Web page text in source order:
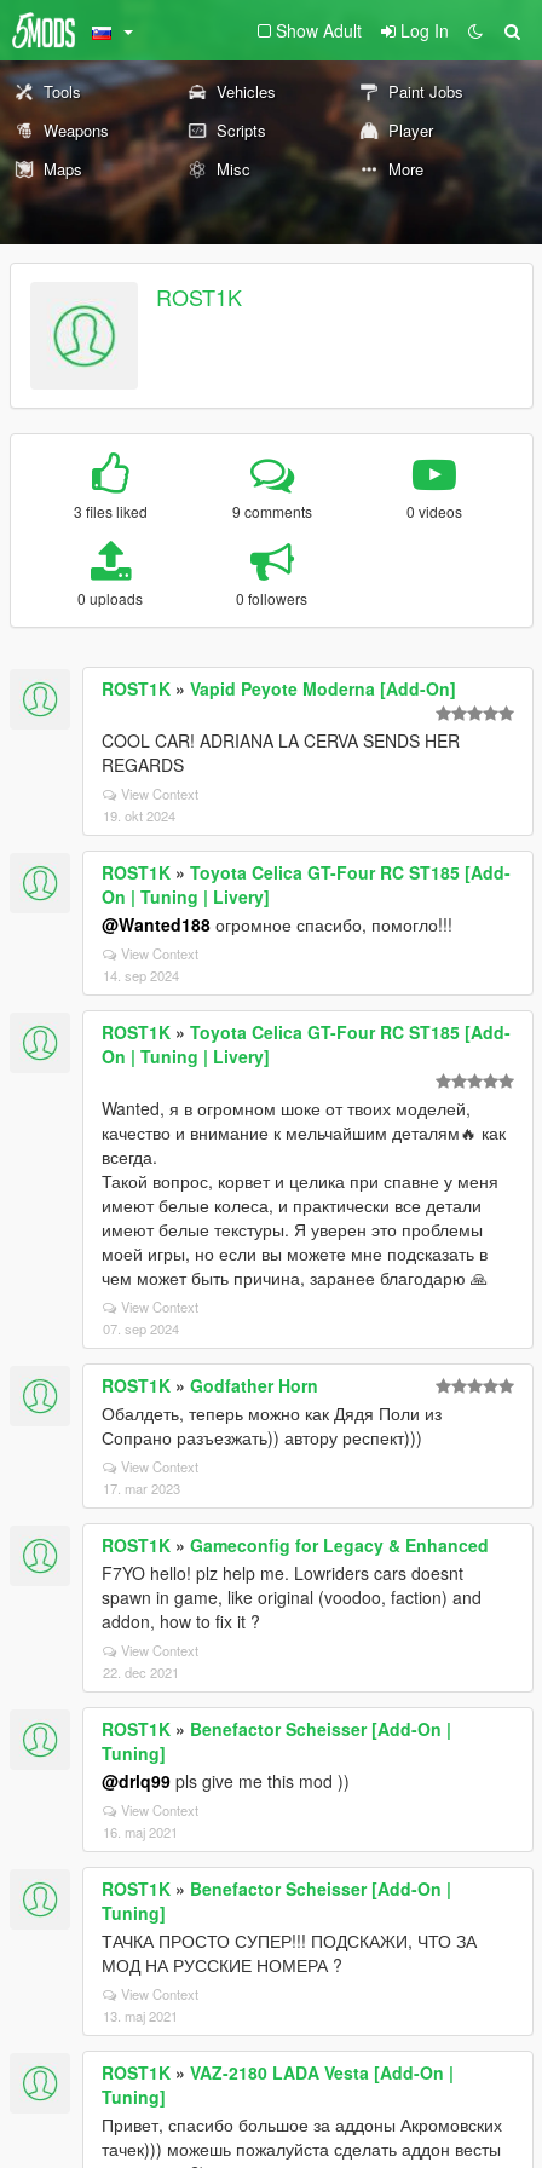
Show Adult Log In
Tools Vehicles
Paint Jobs
Weapons
Scripts
Player
Maps
Misc More
ROST1K
3 files liked 9 comments 0 videos
0 uploads 0 followers
ROST1K » Vapid Peyote Moderna [Add-On]
COOL CAR! ADRIANA LA CERVA SENDS HER
REGARDS
View Context
19. okt 2024
ROST1K » Toyota Celica GT-Four RC ST185 [Add-
On | Tuning | Livery]
@Wanted188 огромное спасибо, помогло!!!
View Context
14. sep 2024
ROST1K » Toyota Celica GT-Four RC ST185 [Add-
On | Tuning | Livery]
Wanted, я в огромном шоке от твоих моделей,
качество и внимание к мельчайшим деталям🔥 как
всегда.
Такой вопрос, корвет и целика при спавне у меня
имеют белые колеса, и практически все детали
имеют белые текстуры. Я уверен это проблемы
моей игры, но если вы можете мне подсказать в
чем может быть причина, заранее благодарю 🙏
View Context
07. sep 2024
ROST1K » Godfather Horn
Обалдеть, теперь можно как Дядя Поли из
Сопрано разъезжать)) автору респект)))
View Context
17. mar 2023
ROST1K » Gameconfig for Legacy & Enhanced
F7YO hello! plz help me. Lowriders cars doesnt
spawn in game, like original (voodoo, faction) and
addon, how to fix it ?
View Context
22. dec 2021
ROST1K » Benefactor Scheisser [Add-On |
Tuning]
@drlq99 pls give me this mod ))
View Context
16. maj 2021
ROST1K » Benefactor Scheisser [Add-On |
Tuning]
ТАЧКА ПРОСТО СУПЕР!!! ПОДСКАЖИ, ЧТО ЗА
МОД НА РУССКИЕ НОМЕРА ?
View Context
13. maj 2021
ROST1K » VAZ-2180 LADA Vesta [Add-On |
Tuning]
Привет, спасибо большое за аддоны Акромовских
тачек))) можешь пожалуйста сделать аддон весты